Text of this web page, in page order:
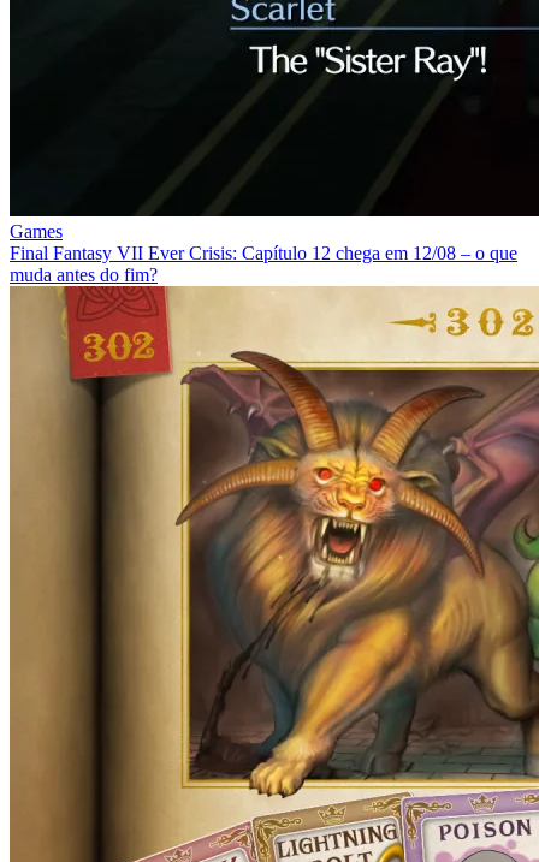
Games
Final Fantasy VII Ever Crisis: Capítulo 12 chega em 12/08 – o que
muda antes do fim?